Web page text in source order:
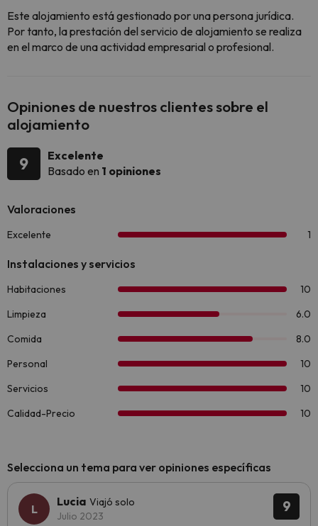
Este alojamiento está gestionado por una persona jurídica.
Por tanto, la prestación del servicio de alojamiento se realiza
en el marco de una actividad empresarial o profesional.
Opiniones de nuestros clientes sobre el
alojamiento
9
Excelente
Basado en 1 opiniones
Selecciona un tema para ver opiniones específicas
9
Lucia Viajó solo
Julio 2023